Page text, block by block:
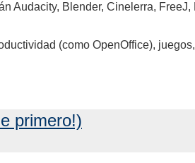
Audacity, Blender, Cinelerra,
(como OpenOffice),
primero!)